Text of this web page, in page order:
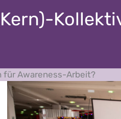
für Awareness-Arbeit?